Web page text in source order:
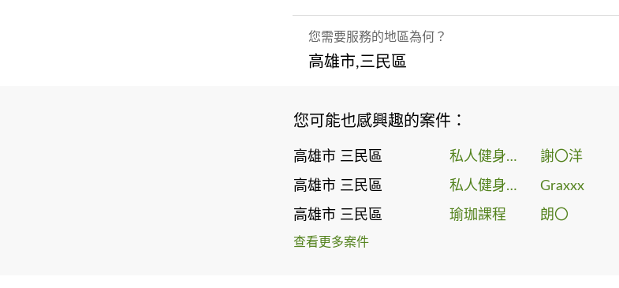
您需要服務的地區為何？
高雄市,三民區
您可能也感興趣的案件：
高雄市 三民區 私人健身教練 謝〇洋
高雄市 三民區 私人健身教練 Graxxx
高雄市 三民區 瑜珈課程 朗〇
查看更多案件